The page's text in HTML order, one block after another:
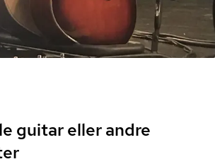
guitar eller andre